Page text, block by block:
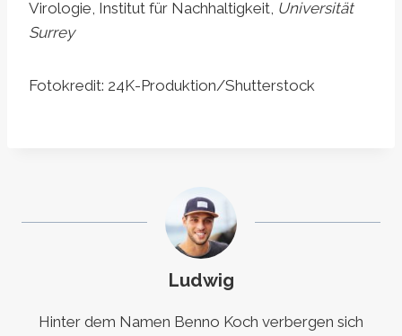
Virologie, Institut für Nachhaltigkeit, Universität
Surrey
Fotokredit: 24K-Produktion/Shutterstock
Ludwig
Hinter dem Namen Benno Koch verbergen sich